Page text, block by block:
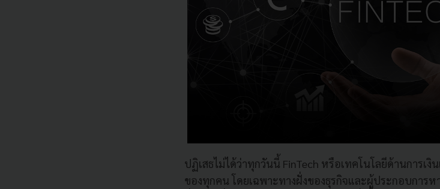
ปฏิเสธไม่ได้ว่าทุกวันนี้ FinTech หรือเทคโนโลยีด้านการเ
ของทุกคน โดยเฉพาะทางฝั่งของธุรกิจและผู้ประกอบการห